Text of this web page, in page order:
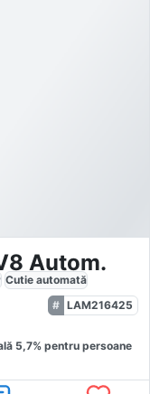
Autom.
Cutie automată
LAM216425
5,7% pentru persoane